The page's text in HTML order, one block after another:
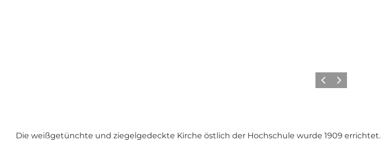
Vorherige Folie
Nächste Folie
Die weißgetünchte und ziegelgedeckte Kirche östlich der Hochschule wurde 1909 errichtet.